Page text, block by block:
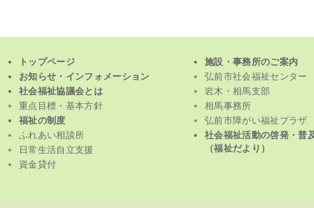
トップページ
お知らせ・インフォメーション
社会福祉協議会とは
重点目標・基本方針
福祉の制度
ふれあい相談所
日常生活自立支援
資金貸付
施設・事務所のご案内
弘前市社会福祉センター
岩木・相馬支部
相馬事務所
弘前市障がい福祉プラザ
社会福祉活動の啓発・普
（福祉だより）